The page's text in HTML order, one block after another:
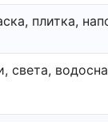
плитка,
света,